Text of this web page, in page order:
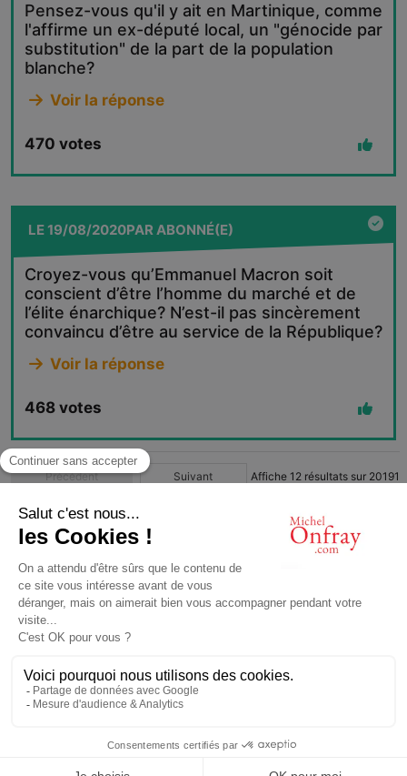
Pensez-vous qu'il y ait en Martinique, comme
l'affirme un ex-député local, un "génocide par
substitution" de la part de la population
blanche?
Voir la réponse
470 votes
LE19/08/2020PARABONNÉ(E)
Croyez-vous qu’Emmanuel Macron soit
conscient d’être l’homme du marché et de
l’élite énarchique? N’est-il pas sincèrement
convaincu d’être au service de la République?
Voir la réponse
468 votes
Précédent Suivant Affiche 12 résultats sur 20191
1
© Michel Onfray 2016
Conception, réalisation: Magasin Numérique
contact@michelonfray.com
Partenaires
Application mobile